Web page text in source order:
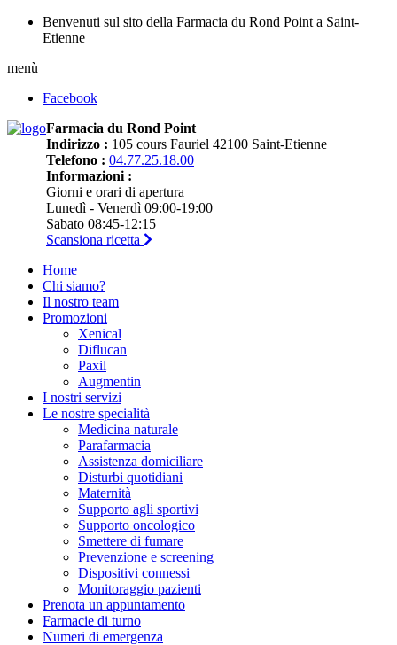
Benvenuti sul sito della Farmacia du Rond Point a Saint-
Etienne
menù
Facebook
Farmacia du Rond Point
Indirizzo : 105 cours Fauriel 42100 Saint-Etienne
Telefono : 04.77.25.18.00
Informazioni :
Giorni e orari di apertura
Lunedì - Venerdì 09:00-19:00
Sabato 08:45-12:15
Scansiona ricetta
Home
Chi siamo?
Il nostro team
Promozioni
Xenical
Diflucan
Paxil
Augmentin
I nostri servizi
Le nostre specialità
Medicina naturale
Parafarmacia
Assistenza domiciliare
Disturbi quotidiani
Maternità
Supporto agli sportivi
Supporto oncologico
Smettere di fumare
Prevenzione e screening
Dispositivi connessi
Monitoraggio pazienti
Prenota un appuntamento
Farmacie di turno
Numeri di emergenza